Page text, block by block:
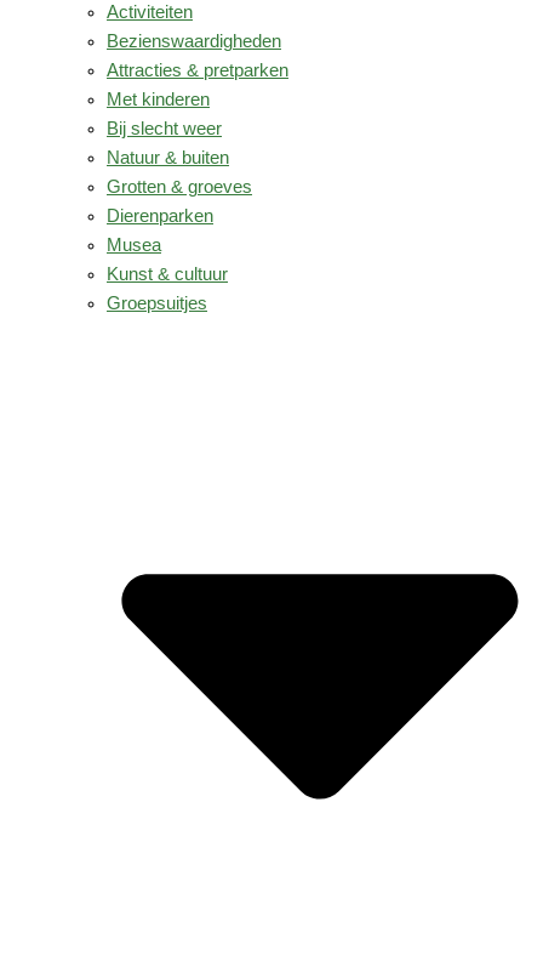
Activiteiten
Bezienswaardigheden
Attracties & pretparken
Met kinderen
Bij slecht weer
Natuur & buiten
Grotten & groeves
Dierenparken
Musea
Kunst & cultuur
Groepsuitjes